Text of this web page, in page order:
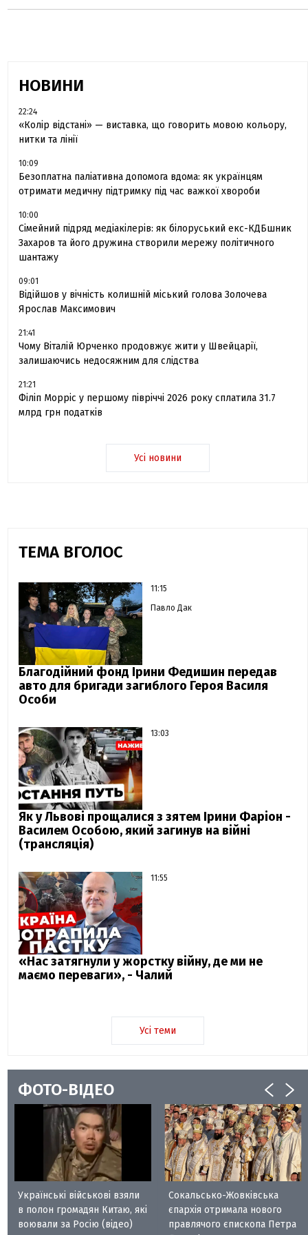
НОВИНИ
22:24
«Колір відстані» — виставка, що говорить мовою кольору,
нитки та лінії
10:09
Безоплатна паліативна допомога вдома: як українцям
отримати медичну підтримку під час важкої хвороби
10:00
Сімейний підряд медіакілерів: як білоруський екс-КДБшник
Захаров та його дружина створили мережу політичного
шантажу
09:01
Відійшов у вічність колишній міський голова Золочева
Ярослав Максимович
21:41
Чому Віталій Юрченко продовжує жити у Швейцарії,
залишаючись недосяжним для слідства
21:21
Філіп Морріс у першому півріччі 2026 року сплатила 31.7
млрд грн податків
Усі новини
ТЕМА ВГОЛОС
11:15
Павло Дак
Благодійний фонд Ірини Федишин передав
авто для бригади загиблого Героя Василя
Особи
13:03
Як у Львові прощалися з зятем Ірини Фаріон -
Василем Особою, який загинув на війні
(трансляція)
11:55
«Нас затягнули у жорстку війну, де ми не
маємо переваги», - Чалий
Усі теми
ФОТО-ВІДЕО
Українські військові взяли
в полон громадян Китаю, які
воювали за Росію (відео)
Сокальсько-Жовківська
єпархія отримала нового
правлячого єпископа Петра